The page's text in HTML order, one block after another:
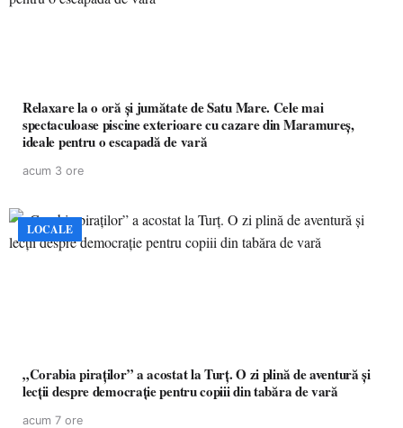
Relaxare la o oră și jumătate de Satu Mare. Cele mai
spectaculoase piscine exterioare cu cazare din Maramureș,
ideale pentru o escapadă de vară
acum 3 ore
LOCALE
„Corabia piraților” a acostat la Turț. O zi plină de aventură și
lecții despre democrație pentru copiii din tabăra de vară
acum 7 ore